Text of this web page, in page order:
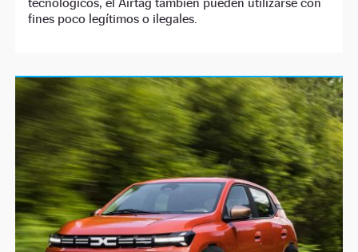
fines poco legítimos o ilegales.